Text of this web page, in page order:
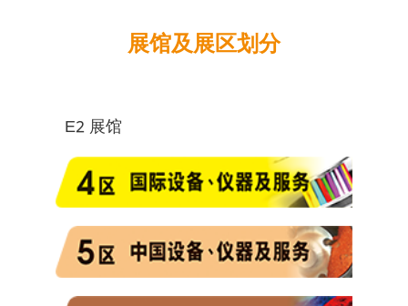
展馆及展区划分
E2 展馆